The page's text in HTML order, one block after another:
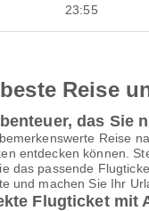
23:55
Reise
das Sie
Reise
entdecken können.
das passende
und machen Sie Ihr
Flugticket mit